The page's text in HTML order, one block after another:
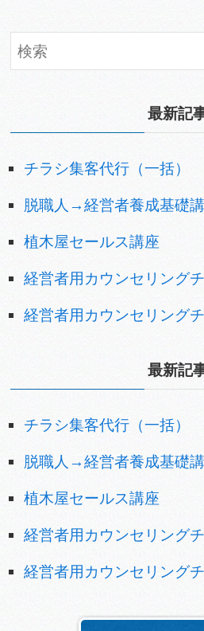
最新記
チラシ集客代行（一括）
脱職人→経営者養成基礎
植木屋セールス講座
経営者用カウンセリング
経営者用カウンセリング
最新記
チラシ集客代行（一括）
脱職人→経営者養成基礎
植木屋セールス講座
経営者用カウンセリング
経営者用カウンセリング